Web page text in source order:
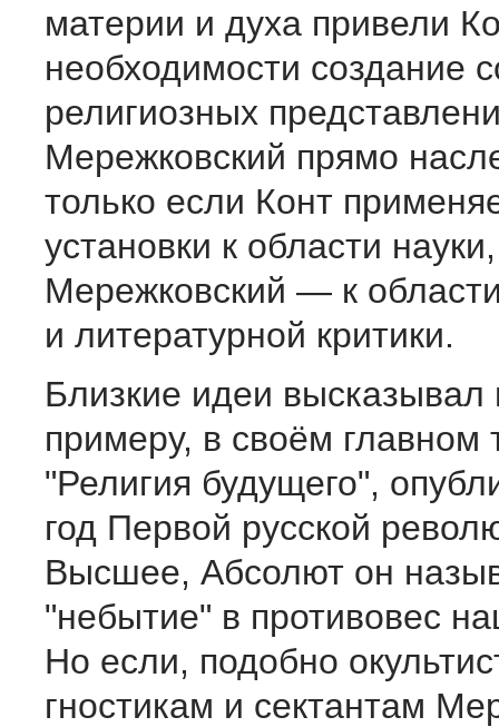
материи и духа привели
необходимости создание
религиозных
Мережковский прямо
только если Конт
установки к области
Мережковский — к
и литературной критики.
Близкие идеи
примеру, в своём главном
"Религия будущего",
год Первой русской
Высшее, Абсолют он
"небытие" в противовес
Но если, подобно
гностикам и сектантам